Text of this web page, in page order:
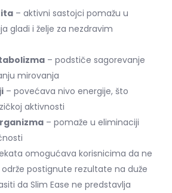
– aktivni sastojci pomažu u
gladi i želje za nezdravim
– podstiče sagorevanje
mirovanja
– povećava nivo energije, što
aktivnosti
– pomaže u eliminaciji
omogućava korisnicima da ne
postignute rezultate na duže
da Slim Ease ne predstavlja